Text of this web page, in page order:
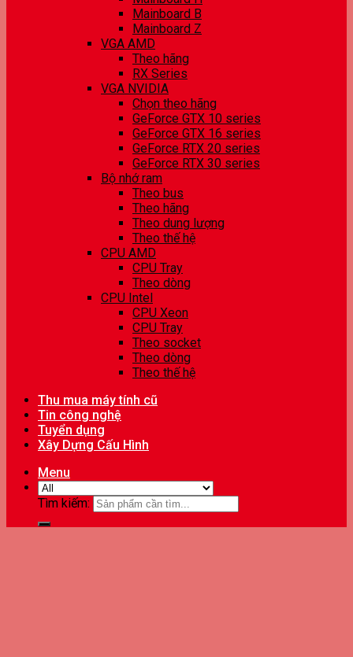
Mainboard B
Mainboard Z
VGA AMD
Theo hãng
RX Series
VGA NVIDIA
Chọn theo hãng
GeForce GTX 10 series
GeForce GTX 16 series
GeForce RTX 20 series
GeForce RTX 30 series
Bộ nhớ ram
Theo bus
Theo hãng
Theo dung lượng
Theo thế hệ
CPU AMD
CPU Tray
Theo dòng
CPU Intel
CPU Xeon
CPU Tray
Theo socket
Theo dòng
Theo thế hệ
Thu mua máy tính cũ
Tin công nghệ
Tuyển dụng
Xây Dựng Cấu Hình
Menu
Tìm kiếm: